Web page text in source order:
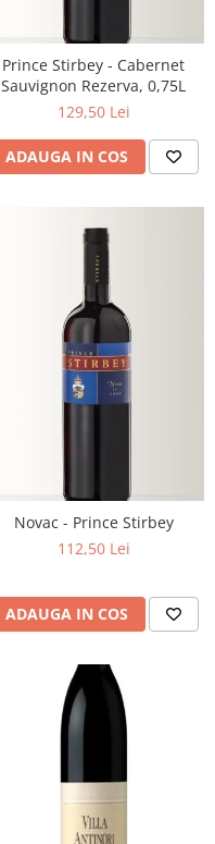
Prince Stirbey - Cabernet
Sauvignon Rezerva, 0,75L
129,50 Lei
ADAUGA IN COS
Novac - Prince Stirbey
112,50 Lei
ADAUGA IN COS